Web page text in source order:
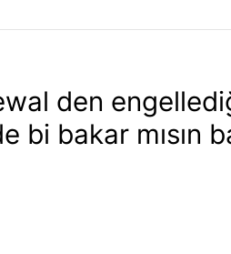
den
bi bakar mısın